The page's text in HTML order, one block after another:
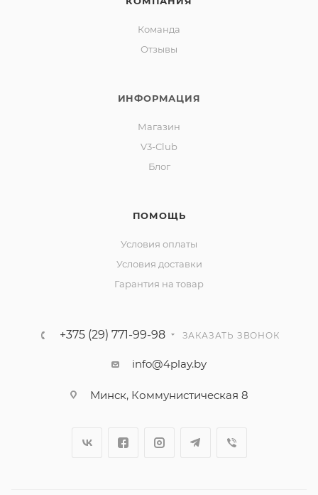
Команда
Отзывы
ИНФОРМАЦИЯ
Магазин
V3-Club
Блог
ПОМОЩЬ
Условия оплаты
Условия доставки
Гарантия на товар
+375 (29) 771-99-98 ЗАКАЗАТЬ ЗВОНОК
info@4play.by
Минск, Коммунистическая 8